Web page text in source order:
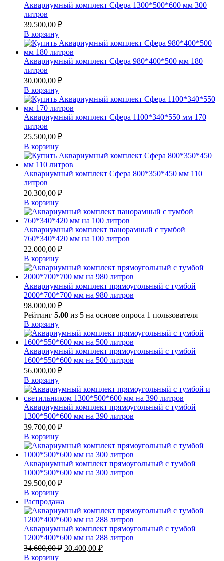
Аквариумный комплект Сфера 1300*500*600 мм 300
литров
39.500,00 ₽
В корзину
Аквариумный комплект Сфера 980*400*500 мм 180
литров
30.000,00 ₽
В корзину
Аквариумный комплект Сфера 1100*340*550 мм 170
литров
25.500,00 ₽
В корзину
Аквариумный комплект Сфера 800*350*450 мм 110
литров
20.300,00 ₽
В корзину
Аквариумный комплект панорамный с тумбой
760*340*420 мм на 100 литров
22.000,00 ₽
В корзину
Аквариумный комплект прямоугольный с тумбой
2000*700*700 мм на 980 литров
98.000,00 ₽
Рейтинг 5.00 из 5 на основе опроса 1 пользователя
В корзину
Аквариумный комплект прямоугольный с тумбой
1600*550*600 мм на 500 литров
56.000,00 ₽
В корзину
Аквариумный комплект прямоугольный с тумбой
1300*500*600 мм на 390 литров
39.700,00 ₽
В корзину
Аквариумный комплект прямоугольный с тумбой
1000*500*600 мм на 300 литров
29.500,00 ₽
В корзину
Распродажа
товар
Аквариумный комплект прямоугольный с тумбой
1200*400*600 мм на 288 литров
34.600,00₽ Первоначальная
30.400,00 ₽Текущая
В корзину